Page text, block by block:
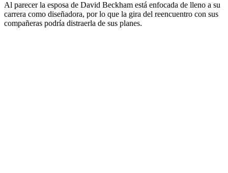
Al parecer la esposa de David Beckham está enfocada de lleno a su
carrera como diseñadora, por lo que la gira del reencuentro con sus
compañeras podría distraerla de sus planes.